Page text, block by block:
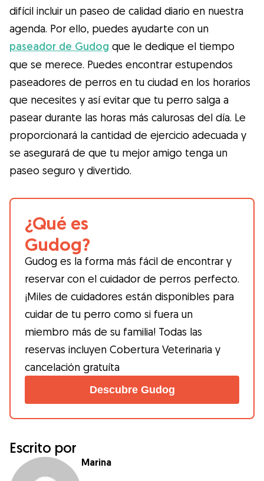
difícil incluir un paseo de calidad diario en nuestra
agenda. Por ello, puedes ayudarte con un
paseador de Gudog que le dedique el tiempo
que se merece. Puedes encontrar estupendos
paseadores de perros en tu ciudad en los horarios
que necesites y así evitar que tu perro salga a
pasear durante las horas más calurosas del día. Le
proporcionará la cantidad de ejercicio adecuada y
se asegurará de que tu mejor amigo tenga un
paseo seguro y divertido.
¿Qué es
Gudog?
Gudog es la forma más fácil de encontrar y
reservar con el cuidador de perros perfecto.
¡Miles de cuidadores están disponibles para
cuidar de tu perro como si fuera un
miembro más de su familia! Todas las
reservas incluyen Cobertura Veterinaria y
cancelación gratuíta
Descubre Gudog
Escrito por
Marina